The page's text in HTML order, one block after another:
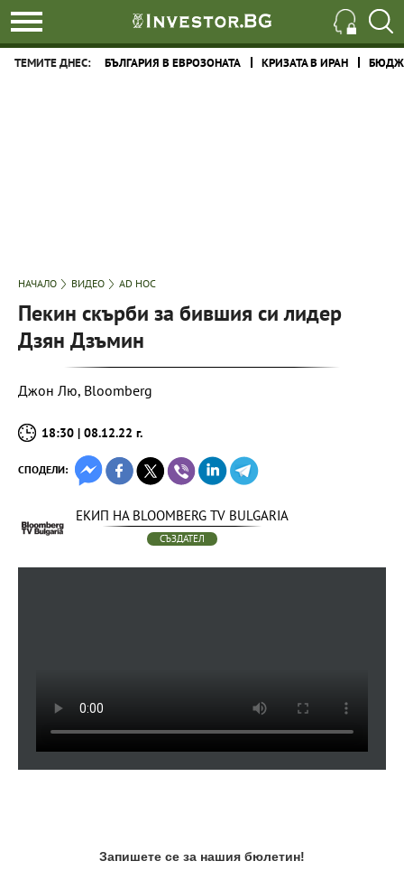
ТЕМИТЕ ДНЕС: БЪЛГАРИЯ В ЕВРОЗОНАТА КРИЗАТА В ИРАН
НАЧАЛО ВИДЕО AD HOC
Пекин скърби за бившия си лидер
Дзян Дзъмин
Джон Лю, Bloomberg
18:30 | 08.12.22 г.
СПОДЕЛИ:
ЕКИП НА BLOOMBERG TV BULGARIA
СЪЗДАТЕЛ